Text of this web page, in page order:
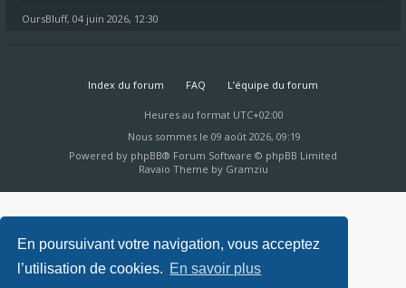
En poursuivant votre navigation, vous acceptez
l’utilisation de cookies. En savoir plus
OursBluff, 04 juin 2026, 12:30
Index du forum FAQ L’équipe du forum
Heures au format UTC+02:00
Nous sommes le 09 août 2026, 09:19
Powered by phpBB® Forum Software © phpBB Limited
Ravaio Theme by Gramziu